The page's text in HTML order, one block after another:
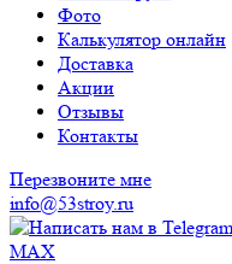
Фото
Калькулятор онлайн
Доставка
Акции
Отзывы
Контакты
Перезвоните мне
info@53stroy.ru
MAX